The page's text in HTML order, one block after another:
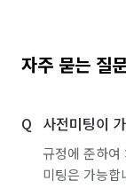
자주 묻는 질
사전미팅이
규정에 준하여
미팅은 가능합